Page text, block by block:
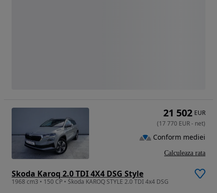
Skoda Karoq 2.0 TDI 4X4 DSG Style
1968 cm3 • 150 CP • Škoda KAROQ STYLE 2.0 TDI 4x4 DSG
21 502 EUR
(17 770 EUR- net)
Conform mediei
Calculeaza rata